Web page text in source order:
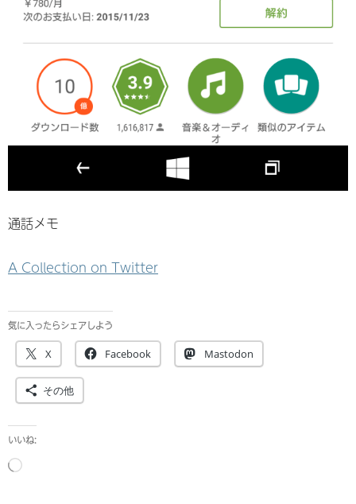
通話メモ
A Collection on Twitter
気に入ったらシェアしよう
X Facebook Mastodon
その他
いいね:
読